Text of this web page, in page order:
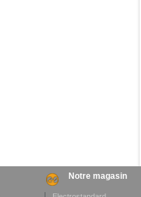
Notre magasin